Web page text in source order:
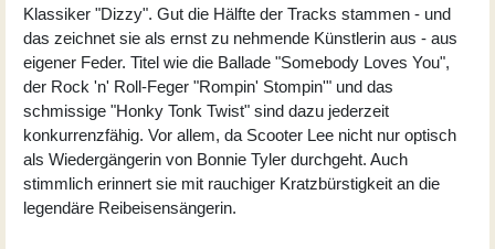
Klassiker "Dizzy". Gut die Hälfte der Tracks stammen - und
das zeichnet sie als ernst zu nehmende Künstlerin aus - aus
eigener Feder. Titel wie die Ballade "Somebody Loves You",
der Rock 'n' Roll-Feger "Rompin' Stompin'" und das
schmissige "Honky Tonk Twist" sind dazu jederzeit
konkurrenzfähig. Vor allem, da Scooter Lee nicht nur optisch
als Wiedergängerin von Bonnie Tyler durchgeht. Auch
stimmlich erinnert sie mit rauchiger Kratzbürstigkeit an die
legendäre Reibeisensängerin.